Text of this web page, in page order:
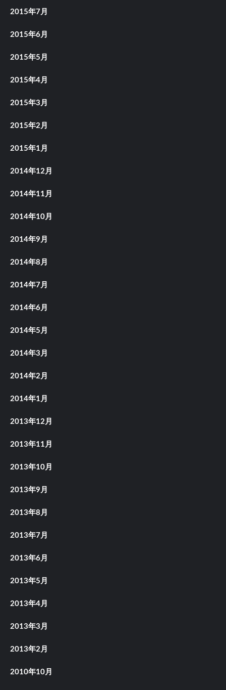
2015年7月
2015年6月
2015年5月
2015年4月
2015年3月
2015年2月
2015年1月
2014年12月
2014年11月
2014年10月
2014年9月
2014年8月
2014年7月
2014年6月
2014年5月
2014年3月
2014年2月
2014年1月
2013年12月
2013年11月
2013年10月
2013年9月
2013年8月
2013年7月
2013年6月
2013年5月
2013年4月
2013年3月
2013年2月
2010年10月